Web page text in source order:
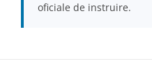
oficiale de instruire.